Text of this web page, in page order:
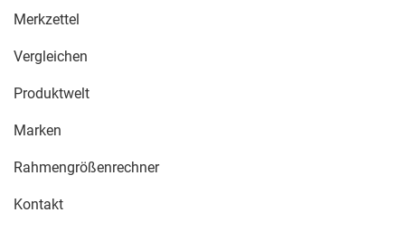
Merkzettel
Vergleichen
Produktwelt
Marken
Rahmengrößenrechner
Kontakt